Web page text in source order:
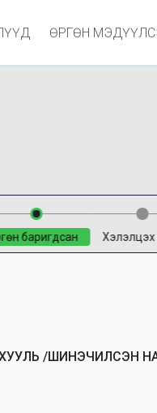
ӨРГӨН
баригдсан Хэлэлцэх
/ШИНЭЧИЛСЭН